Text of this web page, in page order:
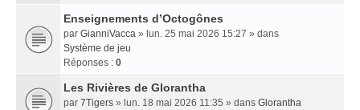
Enseignements dʼOctogônes
par GianniVacca » lun. 25 mai 2026 15:27 » dans
Système de jeu
Réponses : 0
Les Rivières de Glorantha
par 7Tigers » lun. 18 mai 2026 11:35 » dans Glorantha